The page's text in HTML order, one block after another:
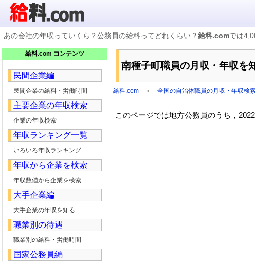
企業検索
年収ランキング
業種別企業一覧
国家公務員編
地方公務員給料検索
私立大学教員編
収録企業データの状況
あの会社の年収っていくら？公務員の給料ってどれくらい？給料.comでは
南種子町職員の月収・年収を
給料.com ＞ 全国の自治体職員の月収・年収検
このページでは地方公務員のうち，
給料.com コンテンツ
民間企業編
民間企業の給料・労働時間
主要企業の年収検索
企業の年収検索
年収ランキング一覧
いろいろ年収ランキング
年収から企業を検索
年収数値から企業を検索
大手企業編
大手企業の年収を知る
職業別の待遇
職業別の給料・労働時間
国家公務員編